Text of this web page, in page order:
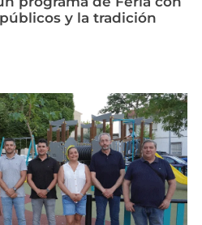
y la tradición